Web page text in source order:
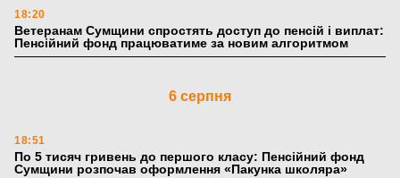
18:20
Ветеранам Сумщини спростять доступ до пенсій і виплат:
Пенсійний фонд працюватиме за новим алгоритмом
6 серпня
18:51
По 5 тисяч гривень до першого класу: Пенсійний фонд
Сумщини розпочав оформлення «Пакунка школяра»